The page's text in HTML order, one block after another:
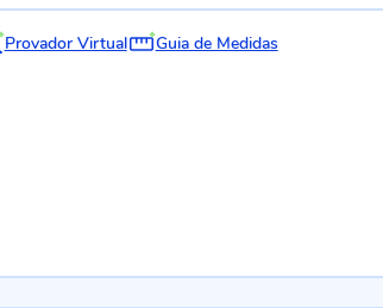
Provador Virtual Guia de Medidas